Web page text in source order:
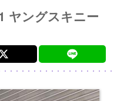
ヤングスキニー